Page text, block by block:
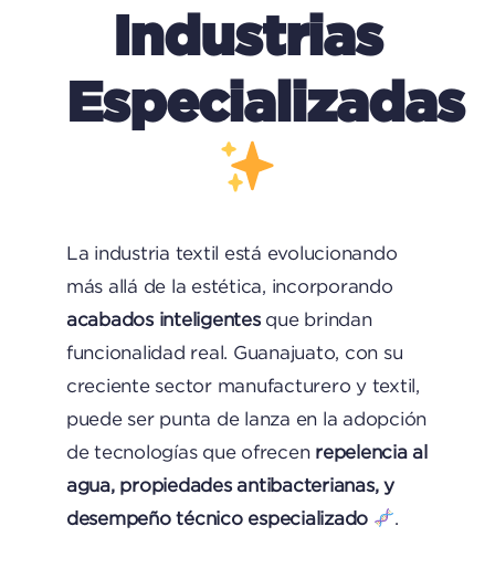
Industrias
Especializadas
La industria textil está evolucionando
más allá de la estética, incorporando
acabados inteligentesque brindan
funcionalidad real. Guanajuato, con su
creciente sector manufacturero y textil,
puede ser punta de lanza en la adopción
de tecnologías que ofrecen repelencia al
agua, propiedades antibacterianas, y
desempeño técnico especializado
.